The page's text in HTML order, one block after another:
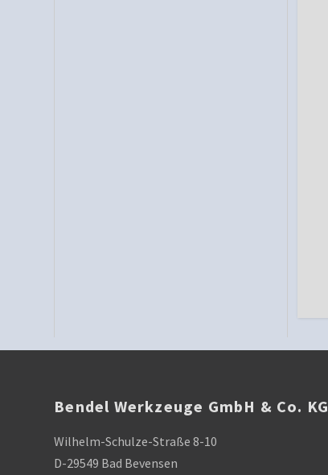
Bendel Werkzeuge GmbH & Co. KG
Wilhelm-Schulze-Straße 8-10
D-29549 Bad Bevensen